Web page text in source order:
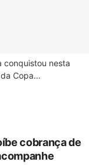
conquistou nesta
Copa...
cobrança de